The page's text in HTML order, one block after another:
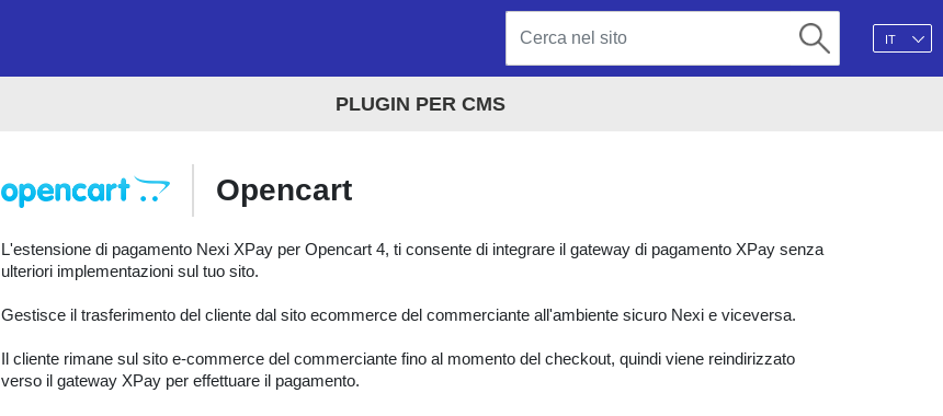
IT
PLUGIN PER CMS
Opencart
L'estensione di pagamento Nexi XPay per Opencart 4, ti consente di integrare il gateway di pagamento XPay senza
ulteriori implementazioni sul tuo sito.
Gestisce il trasferimento del cliente dal sito ecommerce del commerciante all'ambiente sicuro Nexi e viceversa.
Il cliente rimane sul sito e-commerce del commerciante fino al momento del checkout, quindi viene reindirizzato
verso il gateway XPay per effettuare il pagamento.